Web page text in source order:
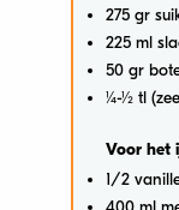
275 gr
225 ml
50 gr
1⁄4-1⁄2 tl
Voor het
1/2